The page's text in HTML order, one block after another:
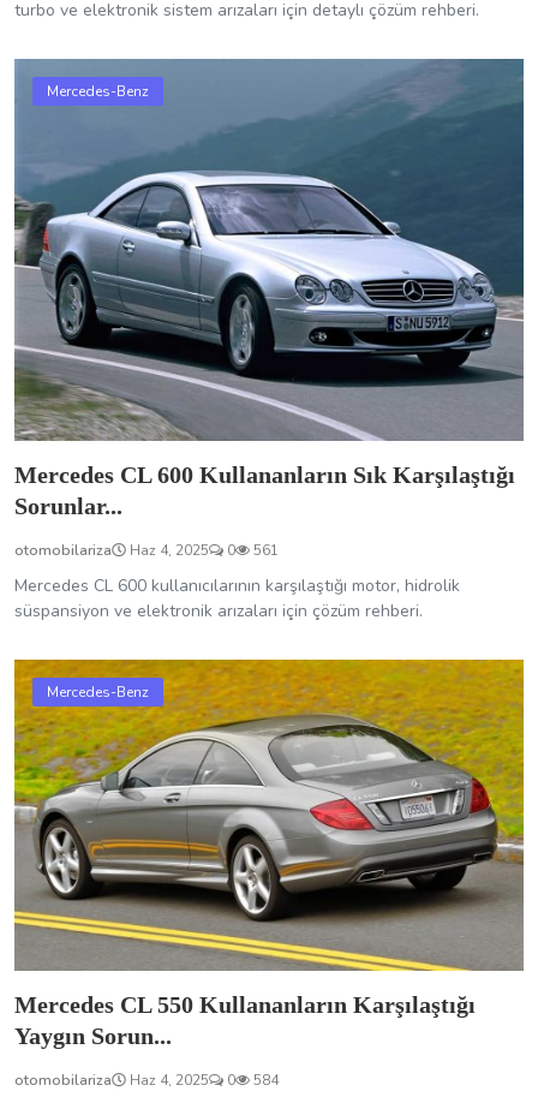
turbo ve elektronik sistem arızaları için detaylı çözüm rehberi.
Mercedes-Benz
Mercedes CL 600 Kullananların Sık Karşılaştığı
Sorunlar...
otomobilariza Haz 4, 2025 0 561
Mercedes CL 600 kullanıcılarının karşılaştığı motor, hidrolik
süspansiyon ve elektronik arızaları için çözüm rehberi.
Mercedes-Benz
Mercedes CL 550 Kullananların Karşılaştığı
Yaygın Sorun...
otomobilariza Haz 4, 2025 0 584